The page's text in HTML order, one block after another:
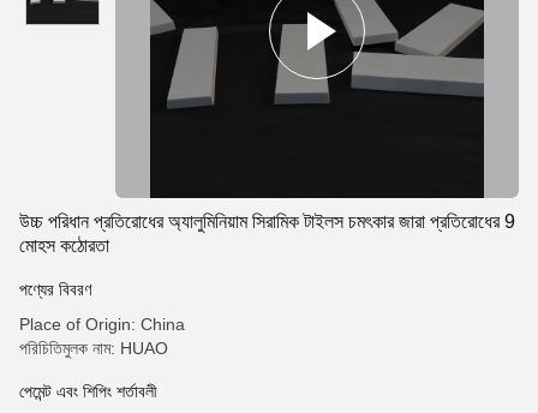
উচ্চ পরিধান প্রতিরোধের অ্যালুমিনিয়াম সিরামিক টাইলস চমৎকার জারা প্রতিরোধের 9
মোহস কঠোরতা
পণ্যের বিবরণ
Place of Origin: China
পরিচিতিমুলক নাম: HUAO
পেমেন্ট এবং শিপিং শর্তাবলী